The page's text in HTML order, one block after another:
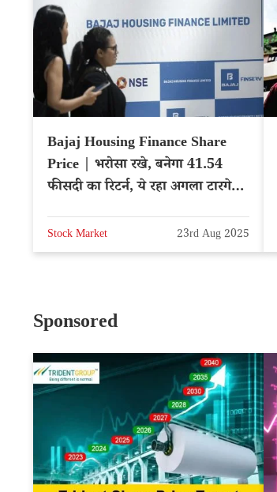
Bajaj Housing Finance Share
Price | भरोसा रखे, बनेगा 41.54
फीसदी का रिटर्न, ये रहा अगला टारगेट
Stock Market 23rd Aug 2025
Sponsored